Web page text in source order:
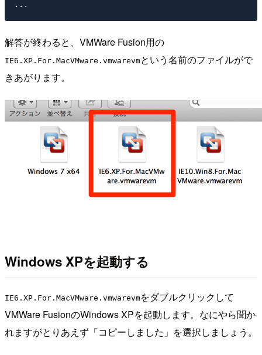
解答が終わると、VMWare Fusion用の
IE6.XP.For.MacVMware.vmwarevmという名前のファイルがで
きあがります。
Windows XPを起動する
IE6.XP.For.MacVMware.vmwarevmをダブルクリックして
VMWare FusionのWindows XPを起動します。なにやら聞か
れますがとりあえず「コピーしました」を選択しましょう。